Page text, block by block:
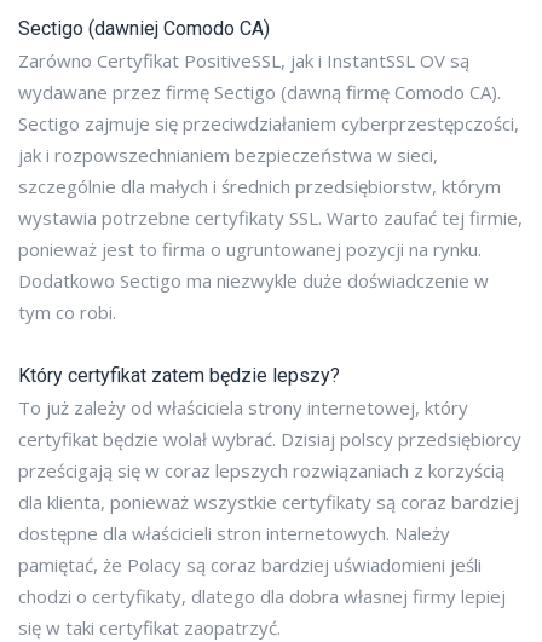
Sectigo (dawniej Comodo CA)
Zarówno Certyfikat PositiveSSL, jak i InstantSSL OV są
wydawane przez firmę Sectigo (dawną firmę Comodo CA).
Sectigo zajmuje się przeciwdziałaniem cyberprzestępczości,
jak i rozpowszechnianiem bezpieczeństwa w sieci,
szczególnie dla małych i średnich przedsiębiorstw, którym
wystawia potrzebne certyfikaty SSL. Warto zaufać tej firmie,
ponieważ jest to firma o ugruntowanej pozycji na rynku.
Dodatkowo Sectigo ma niezwykle duże doświadczenie w
tym co robi.
Który certyfikat zatem będzie lepszy?
To już zależy od właściciela strony internetowej, który
certyfikat będzie wolał wybrać. Dzisiaj polscy przedsiębiorcy
prześcigają się w coraz lepszych rozwiązaniach z korzyścią
dla klienta, ponieważ wszystkie certyfikaty są coraz bardziej
dostępne dla właścicieli stron internetowych. Należy
pamiętać, że Polacy są coraz bardziej uświadomieni jeśli
chodzi o certyfikaty, dlatego dla dobra własnej firmy lepiej
się w taki certyfikat zaopatrzyć.